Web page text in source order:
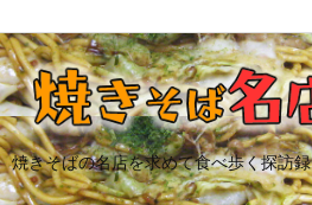
焼きそばの名店を求めて食べ歩く探訪